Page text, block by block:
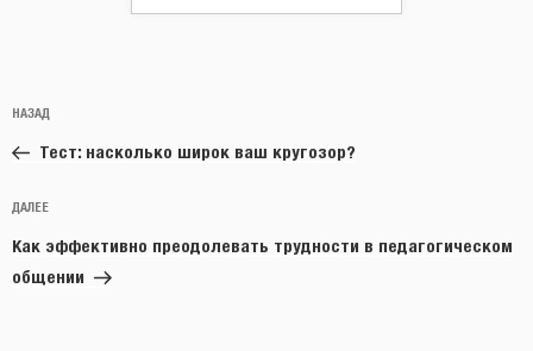
по
записям
Предыдущая
запись:
НАЗАД
Тест: насколько широк ваш кругозор?
Следующая
запись
ДАЛЕЕ
Как эффективно преодолевать трудности в педагогическом
общении